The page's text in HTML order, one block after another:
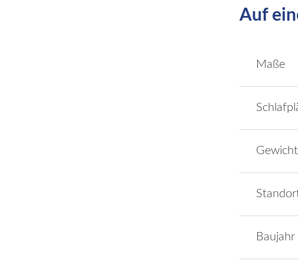
Auf
Maße
Gewicht
Baujahr